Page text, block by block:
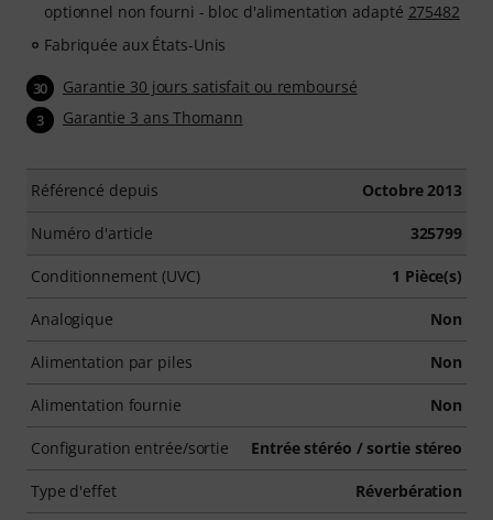
optionnel non fourni - bloc d'alimentation adapté 275482
Fabriquée aux États-Unis
30 Garantie 30 jours satisfait ou remboursé
3 Garantie 3 ans Thomann
Référencé depuis Octobre 2013
Numéro d'article 325799
Conditionnement (UVC) 1 Pièce(s)
Analogique Non
Alimentation par piles Non
Alimentation fournie Non
Configuration entrée/sortie Entrée stéréo / sortie stéreo
Type d'effet Réverbération